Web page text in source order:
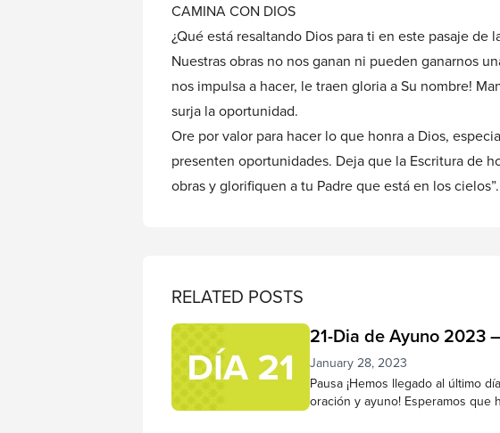
CAMINA CON DIOS
¿Qué está resaltando Dios para ti en este pasaje de
Nuestras obras no nos ganan ni pueden ganarnos
nos impulsa a hacer, le traen gloria a Su nombre!
surja la oportunidad.
Ore por valor para hacer lo que honra a Dios,
presenten oportunidades. Deja que la Escritura de
obras y glorifiquen a tu Padre que está en los cielos”.
RELATED POSTS
21-Dia de Ayuno 2023
January 28, 2023
Pausa ¡Hemos llegado al último
oración y ayuno! Esperamos que